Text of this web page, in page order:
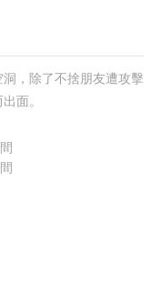
，除了不捨朋友遭攻擊
面。